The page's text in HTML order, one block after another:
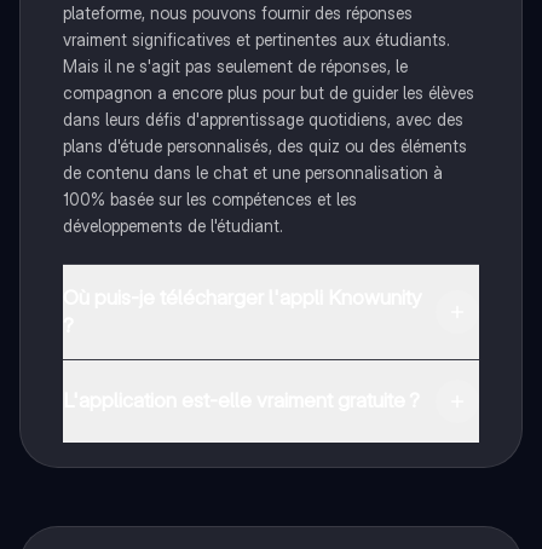
plateforme, nous pouvons fournir des réponses
vraiment significatives et pertinentes aux étudiants.
Mais il ne s'agit pas seulement de réponses, le
compagnon a encore plus pour but de guider les élèves
dans leurs défis d'apprentissage quotidiens, avec des
plans d'étude personnalisés, des quiz ou des éléments
de contenu dans le chat et une personnalisation à
100% basée sur les compétences et les
développements de l'étudiant.